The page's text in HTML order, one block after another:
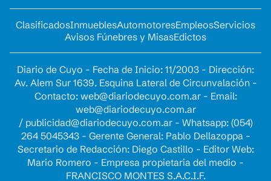
ClasificadosInmueblesAutomotoresEmpleosServicios
Avisos Fúnebres y MisasEdictos
Diario de Cuyo - Fecha de Inicio: 11/2003 - Dirección:
Av. Alem Sur 1639. Esquina Lateral de Circunvalación -
Contacto: web@diariodecuyo.com.ar- Email:
web@diariodecuyo.com.ar
/ publicidad@diariodecuyo.com.ar- Whatsapp: (054)
264 5045343 - Gerente General: Pablo Dellazoppa -
Secretario de Redacción: Diego Castillo - Editor Web:
Mario Romero - Empresa propietaria del medio -
FRANCISCO MONTES S.A.C.I.F.